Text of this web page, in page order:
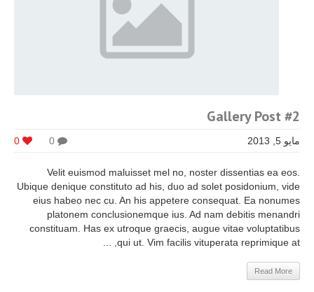
Gallery Post #2
مايو 5, 2013
Velit euismod maluisset mel no, noster dissentias ea eos.
Ubique denique constituto ad his, duo ad solet posidonium, vide
eius habeo nec cu. An his appetere consequat. Ea nonumes
platonem conclusionemque ius. Ad nam debitis menandri
constituam. Has ex utroque graecis, augue vitae voluptatibus
qui ut. Vim facilis vituperata reprimique at, ...
Read More